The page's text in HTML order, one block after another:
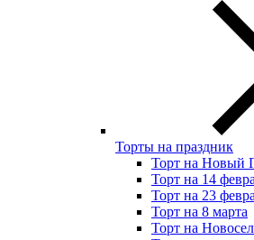
Торты на праздник
Торт на Новый
Торт на 14
Торт на 23
Торт на 8 марта
Торт на